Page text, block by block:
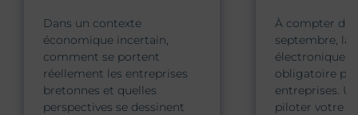
Dans un contexte
économique incertain,
comment se portent
réellement les entreprises
bretonnes et quelles
perspectives se dessinent
À compter du
septembre, la
électronique
obligatoire
entreprises.
piloter votre